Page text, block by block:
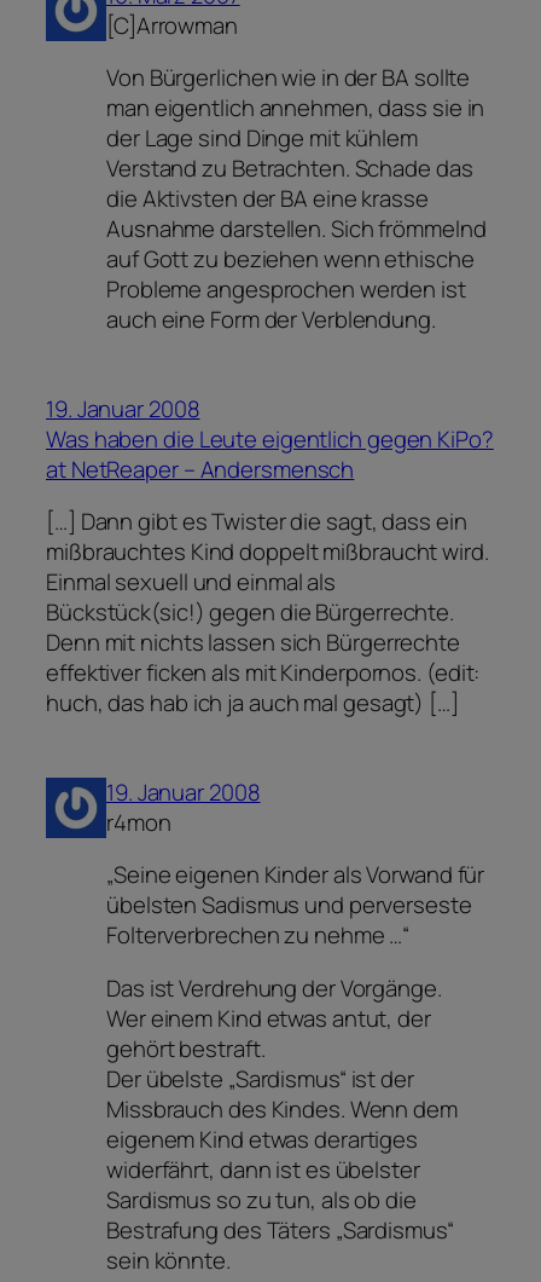
[C]Arrowman
Von Bürgerlichen wie in der BA sollte
man eigentlich annehmen, dass sie in
der Lage sind Dinge mit kühlem
Verstand zu Betrachten. Schade das
die Aktivsten der BA eine krasse
Ausnahme darstellen. Sich frömmelnd
auf Gott zu beziehen wenn ethische
Probleme angesprochen werden ist
auch eine Form der Verblendung.
19. Januar 2008
Was haben die Leute eigentlich gegen KiPo?
at NetReaper – Andersmensch
[…] Dann gibt es Twister die sagt, dass ein
mißbrauchtes Kind doppelt mißbraucht wird.
Einmal sexuell und einmal als
Bückstück(sic!) gegen die Bürgerrechte.
Denn mit nichts lassen sich Bürgerrechte
effektiver ficken als mit Kinderpornos. (edit:
huch, das hab ich ja auch mal gesagt) […]
19. Januar 2008
r4mon
„Seine eigenen Kinder als Vorwand für
übelsten Sadismus und perverseste
Folterverbrechen zu nehme …“
Das ist Verdrehung der Vorgänge.
Wer einem Kind etwas antut, der
gehört bestraft.
Der übelste „Sardismus“ ist der
Missbrauch des Kindes. Wenn dem
eigenem Kind etwas derartiges
widerfährt, dann ist es übelster
Sardismus so zu tun, als ob die
Bestrafung des Täters „Sardismus“
sein könnte.